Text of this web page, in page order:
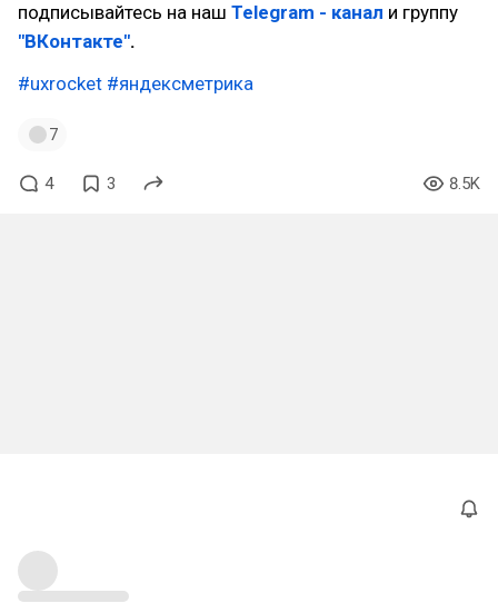
подписывайтесь на наш Telegram - канал и группу
"ВКонтакте".
#uxrocket #яндексметрика
7
4 3 8.5K